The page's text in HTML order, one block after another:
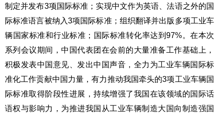
制定并发布3项国际标准；实现中文作为英语、法语之外的国
际标准语言被纳入3项国际标准；组织翻译并出版多项工业车
辆国家标准和行业标准；国际标准转化率达到 97%。在本次
系列会议期间，中国代表团在会前的大量准备工作基础上，
积极发表中国意见、发出中国声音，全力为工业车辆国际标
准化工作贡献中国力量，有力推动我国牵头的3项工业车辆国
际标准取得阶段性进展，持续增强了我国在该领域的国际话
语权与影响力，为推进我国从工业车辆制造大国向制造强国